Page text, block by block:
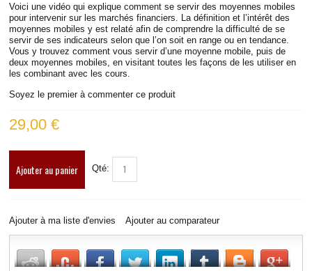
Voici une vidéo qui explique comment se servir des moyennes mobiles
pour intervenir sur les marchés financiers. La définition et l’intérêt des
moyennes mobiles y est relaté afin de comprendre la difficulté de se
servir de ses indicateurs selon que l’on soit en range ou en tendance.
Vous y trouvez comment vous servir d’une moyenne mobile, puis de
deux moyennes mobiles, en visitant toutes les façons de les utiliser en
les combinant avec les cours.
Soyez le premier à commenter ce produit
29,00 €
Ajouter au panier Qté:
Ajouter à ma liste d'envies Ajouter au comparateur